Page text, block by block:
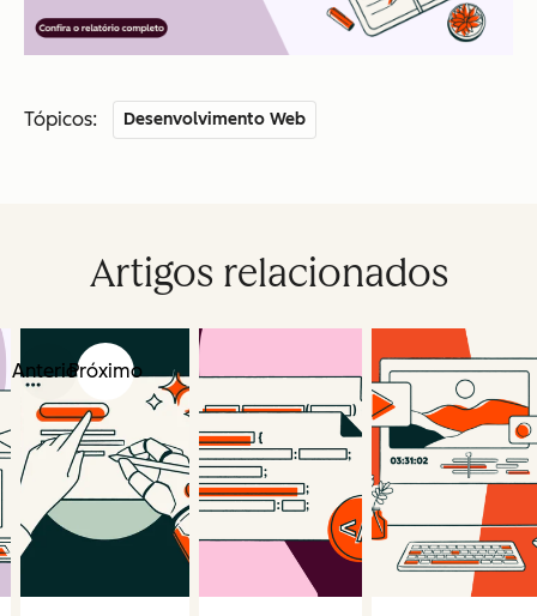
Tópicos: Desenvolvimento Web
Artigos relacionados
AnteriorPróximo